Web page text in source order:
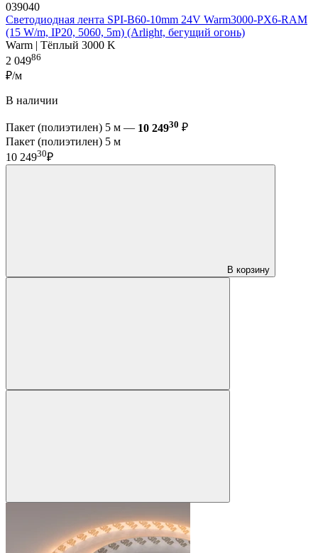
039040
Светодиодная лента SPI-B60-10mm 24V Warm3000-PX6-RAM
(15 W/m, IP20, 5060, 5m) (Arlight, бегущий огонь)
Warm | Тёплый 3000 K
2 04986
₽/м
В наличии
Пакет (полиэтилен) 5 м — 10 24930 ₽
Пакет (полиэтилен) 5 м
10 24930₽
В корзину